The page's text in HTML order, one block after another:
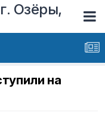
Озёры,
на